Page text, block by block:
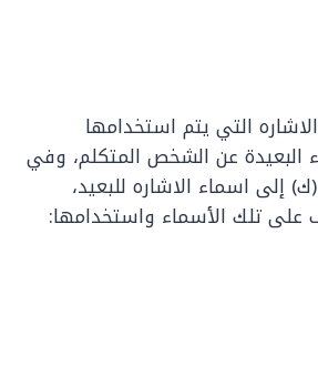
التي يتم استخدامها
البعيدة عن الشخص المتكلم، وفي
إلى اسماء الاشاره للبعيد،
تلك الأسماء واستخدامها: